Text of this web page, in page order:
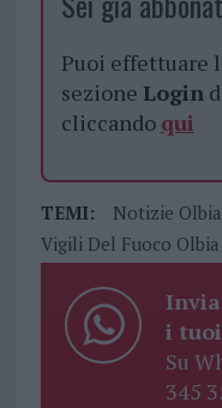
Puoi effettuare
sezione Login
cliccando qui
TEMI: Notizie Olbia
Vigili Del Fuoco Olbia
i
Su
345